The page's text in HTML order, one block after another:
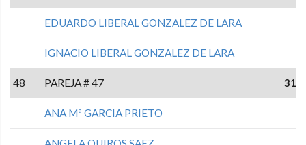
EDUARDO LIBERAL GONZALEZ DE LARA
IGNACIO LIBERAL GONZALEZ DE LARA
48 PAREJA # 47 31
ANA Mª GARCIA PRIETO